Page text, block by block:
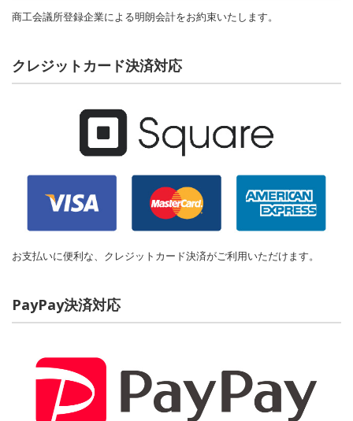
商工会議所登録企業による明朗会計をお約束いたします。
クレジットカード決済対応
お支払いに便利な、クレジットカード決済がご利用いただけます。
PayPay決済対応